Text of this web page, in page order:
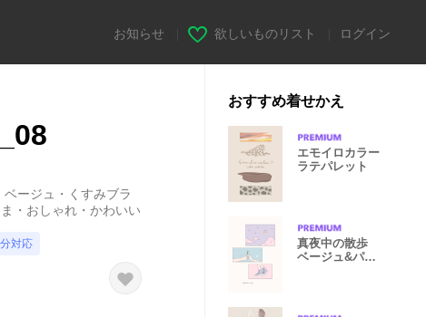
お知らせ 欲しいものリスト ログイン
ージュ・くすみブラ
・おしゃれ・かわいい
対応
おすすめ着せかえ
エモイロカラー
ラテパレット
真夜中の散歩
ベージュ&パス